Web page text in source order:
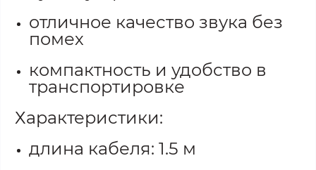
отличное качество звука без
помех
компактность и удобство в
транспортировке
Характеристики:
длина кабеля: 1.5 м